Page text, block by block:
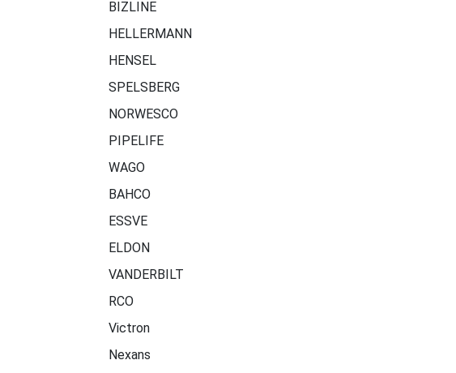
BIZLINE
HELLERMANN
HENSEL
SPELSBERG
NORWESCO
PIPELIFE
WAGO
BAHCO
ESSVE
ELDON
VANDERBILT
RCO
Victron
Nexans